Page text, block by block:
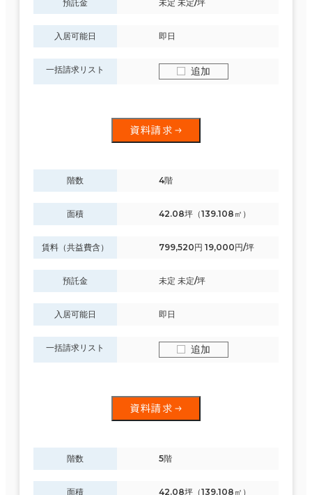
預託金 未定 未定/坪
入居可能日 即日
一括請求リスト 追加
資料請求
階数 4階
面積 42.08坪（139.108㎡）
賃料（共益費含） 799,520円 19,000円/坪
預託金 未定 未定/坪
入居可能日 即日
一括請求リスト 追加
資料請求
階数 5階
面積 42.08坪（139.108㎡）